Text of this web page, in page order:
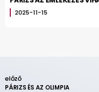
2025-11-15
előző
PÁRIZS ÉS AZ OLIMPIA